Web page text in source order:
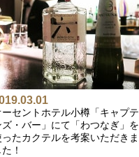
ーセントホテル小樽「キャプテ
ズ・バー」にて「わつなぎ」を
ったカクテルを考案いただきま
た！